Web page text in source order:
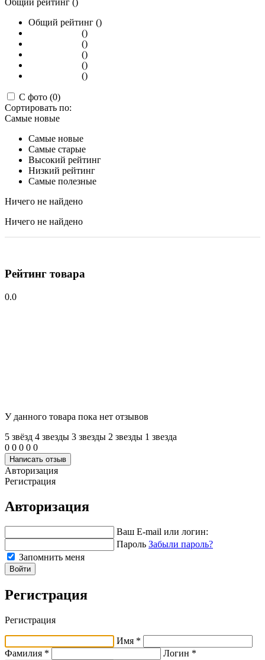
Общий рейтинг ()
Общий рейтинг ()
()
()
()
()
()
С фото (0)
Сортировать по:
Самые новые
Самые новые
Самые старые
Высокий рейтинг
Низкий рейтинг
Самые полезные
Ничего не найдено
Ничего не найдено
Рейтинг товара
0.0
У данного товара пока нет отзывов
5 звёзд 4 звeзды 3 звeзды 2 звeзды 1 звeзда
0 0 0 0 0
Написать отзыв
Авторизация
Регистрация
Авторизация
Ваш E-mail или логин:
Пароль Забыли пароль?
Запомнить меня
Войти
Регистрация
Регистрация
Имя *
Фамилия *
Логин *